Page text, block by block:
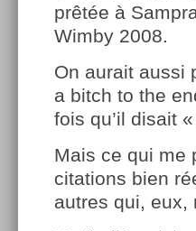
prêtée à
Wimby 2008.
On aurait aussi
a bitch to the
fois qu’il disait
Mais ce qui me
citations bien
autres qui, eux,